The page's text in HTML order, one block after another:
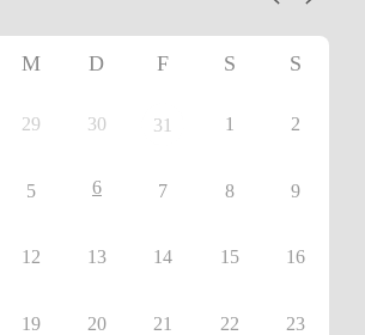
M D F S S
29 30 31 1 2
5 6 7 8 9
12 13 14 15 16
19 20 21 22 23